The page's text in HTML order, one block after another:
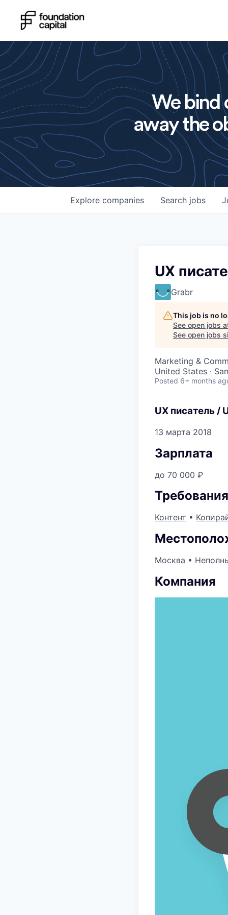
We bind
away the
Search jobs
Explore companies
UX
Grabr
This job is no
See open jobs
See open jobs
Marketing &
United States ·
Posted 6+ months
UX писатель /
13 марта 2018
Зарплата
до 70 000 ₽
Требования
Контент •
Москва •
Компания